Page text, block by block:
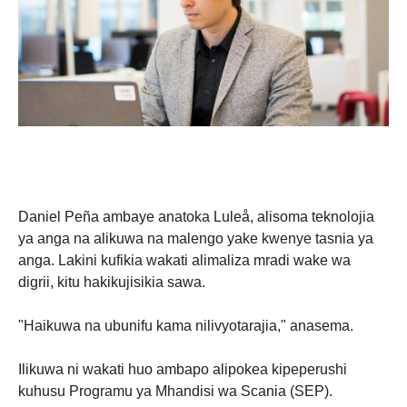
Daniel Peña ambaye anatoka Luleå, alisoma teknolojia
ya anga na alikuwa na malengo yake kwenye tasnia ya
anga. Lakini kufikia wakati alimaliza mradi wake wa
digrii, kitu hakikujisikia sawa.
"Haikuwa na ubunifu kama nilivyotarajia," anasema.
Ilikuwa ni wakati huo ambapo alipokea kipeperushi
kuhusu Programu ya Mhandisi wa Scania (SEP).